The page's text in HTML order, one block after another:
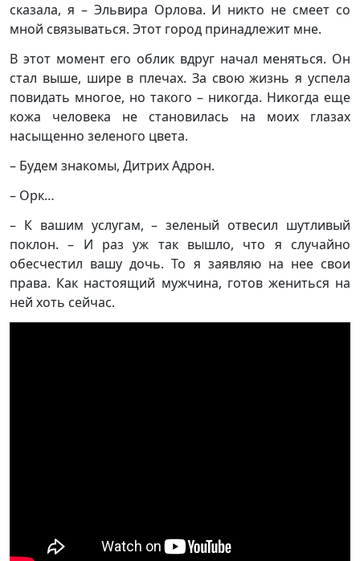
сказала, я – Эльвира Орлова. И никто не смеет со
мной связываться. Этот город принадлежит мне.
В этот момент его облик вдруг начал меняться. Он
стал выше, шире в плечах. За свою жизнь я успела
повидать многое, но такого – никогда. Никогда еще
кожа человека не становилась на моих глазах
насыщенно зеленого цвета.
– Будем знакомы, Дитрих Адрон.
– Орк…
– К вашим услугам, – зеленый отвесил шутливый
поклон. – И раз уж так вышло, что я случайно
обесчестил вашу дочь. То я заявляю на нее свои
права. Как настоящий мужчина, готов жениться на
ней хоть сейчас.